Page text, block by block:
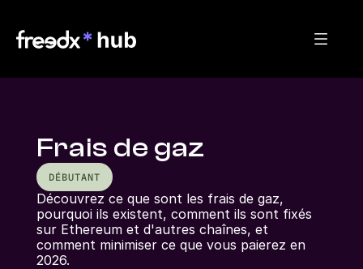
Frais de gaz
DÉBUTANT
Découvrez ce que sont les frais de gaz,
pourquoi ils existent, comment ils sont fixés
sur Ethereum et d'autres chaînes, et
comment minimiser ce que vous paierez en
2026.